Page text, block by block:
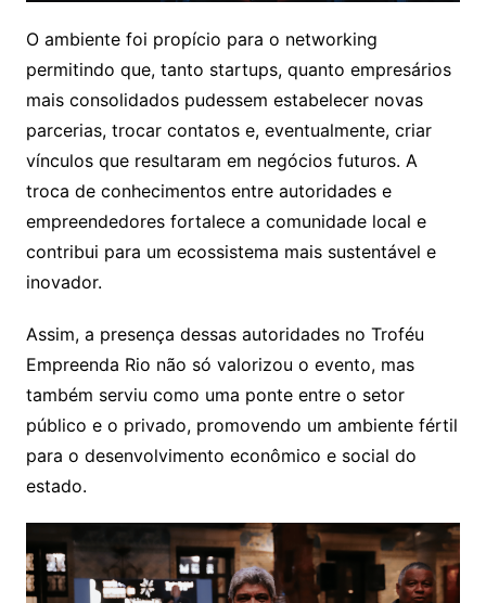
O ambiente foi propício para o networking
permitindo que, tanto startups, quanto empresários
mais consolidados pudessem estabelecer novas
parcerias, trocar contatos e, eventualmente, criar
vínculos que resultaram em negócios futuros. A
troca de conhecimentos entre autoridades e
empreendedores fortalece a comunidade local e
contribui para um ecossistema mais sustentável e
inovador.
Assim, a presença dessas autoridades no Troféu
Empreenda Rio não só valorizou o evento, mas
também serviu como uma ponte entre o setor
público e o privado, promovendo um ambiente fértil
para o desenvolvimento econômico e social do
estado.